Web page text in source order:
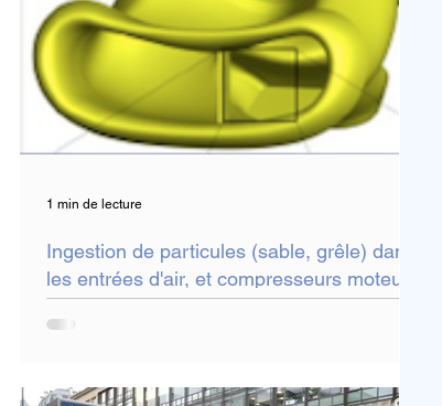
Ingestion de particules (sable, grêle) dans
les entrées d'air, et compresseurs moteur
1 min de lecture